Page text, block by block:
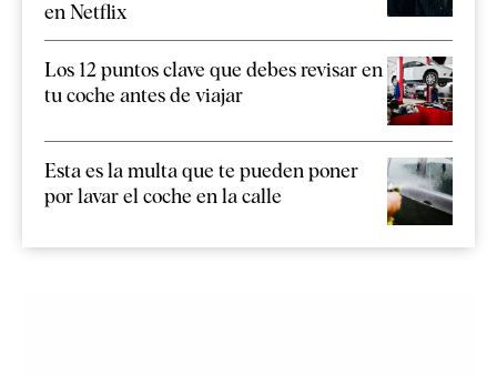
en Netflix
Los 12 puntos clave que debes revisar en
tu coche antes de viajar
Esta es la multa que te pueden poner
por lavar el coche en la calle